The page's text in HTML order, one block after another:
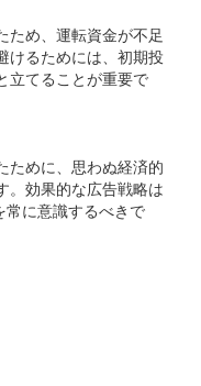
ため、運転資金が不足
けるためには、初期投
立てることが重要で
ために、思わぬ経済的
。効果的な広告戦略は
に意識するべきで